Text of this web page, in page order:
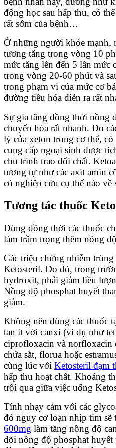
động học sau hấp thu, có
rất sớm của bệnh…
Ở những người khỏe mạnh,
tương tăng trong vòng 10
mức tăng lên đến 5 lần mức
trong vòng 20-60 phút và
trong phạm vi của mức cơ
đường tiêu hóa diễn ra rất
Sự gia tăng đồng thời nồng
chuyển hóa rất nhanh. Do
lý của xeton trong cơ thể,
cung cấp ngoại sinh được
chu trình trao đổi chất.
tương tự như các axit amin
có nghiên cứu cụ thể nào về
Tương tác thuốc
Dùng đồng thời các thuốc
làm trầm trọng thêm nồng
Các triệu chứng nhiễm
Ketosteril. Do đó, trong
hydroxit, phải giảm liều
Nồng độ phosphat huyết
giảm.
Không nên dùng các thuốc
tan ít với canxi (ví dụ như
ciprofloxacin và norfloxacin
chứa sắt, florua hoặc
cùng lúc với Ketosteril đạm
hấp thu hoạt chất. Khoảng
trôi qua giữa việc uống
Tính nhạy cảm với các
đó nguy cơ loạn nhịp tim sẽ
600mg làm tăng nồng độ
dõi nồng độ phosphat